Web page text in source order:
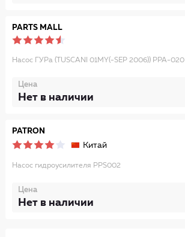
PARTS MALL
Насос ГУРа (TUSCANI 01MY(-SEP 2006)) PPA-020
Цена
Нет в наличии
PATRON
Китай
Насос гидроусилителя PPS002
Цена
Нет в наличии